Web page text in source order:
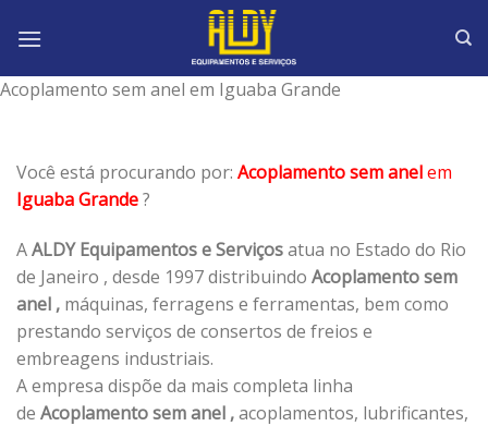
Acoplamento sem anel em Iguaba Grande
Você está procurando por: Acoplamento sem anelem
Iguaba Grande?
AALDY Equipamentos e Serviçosatua no Estado do Rio
de Janeiro , desde 1997 distribuindo Acoplamento sem
anel , máquinas, ferragens e ferramentas, bem como
prestando serviços de consertos de freios e
embreagens industriais.
A empresa dispõe da mais completa linha
de Acoplamento sem anel ,acoplamentos, lubrificantes,